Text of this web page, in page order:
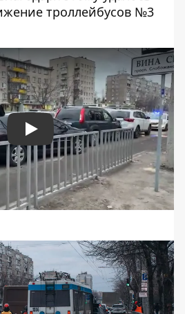
троллейбусов №3
Play